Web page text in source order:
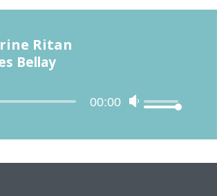
Ritan
Bellay
00:00
Utilisez
pour